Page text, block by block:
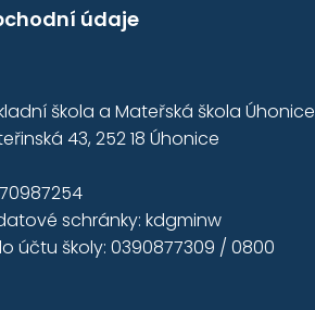
údaje
škola a Mateřská škola Úhonice
43, 252 18 Úhonice
schránky: kdgminw
účtu školy: 0390877309 / 0800